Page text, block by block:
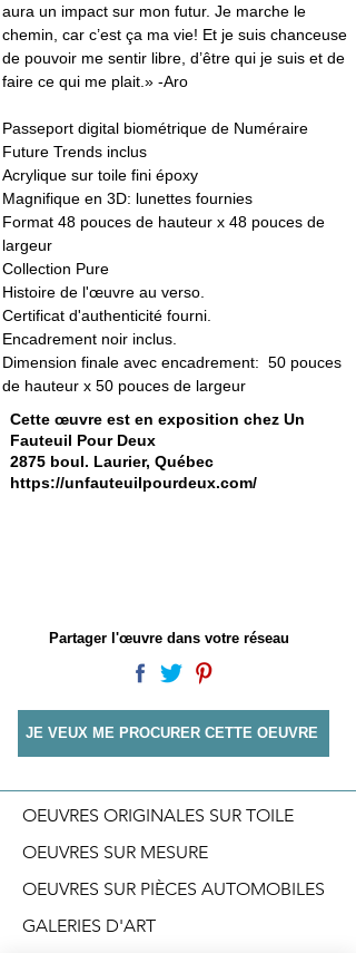
aura un impact sur mon futur. Je marche le
chemin, car c’est ça ma vie! Et je suis chanceuse
de pouvoir me sentir libre, d’être qui je suis et de
faire ce qui me plait.» -Aro
Passeport digital biométrique de Numéraire
Future Trends inclus
Acrylique sur toile fini époxy
Magnifique en 3D: lunettes fournies
Format 48 pouces de hauteur x 48 pouces de
largeur
Collection Pure
Histoire de l'œuvre au verso.
Certificat d'authenticité fourni.
Encadrement noir inclus.
Dimension finale avec encadrement:  50 pouces
de hauteur x 50 pouces de largeur
Cette œuvre est en exposition chez Un
Fauteuil Pour Deux
2875 boul. Laurier, Québec
https://unfauteuilpourdeux.com/
Partager l'œuvre dans votre réseau
JE VEUX ME PROCURER CETTE OEUVRE
OEUVRES ORIGINALES SUR TOILE
OEUVRES SUR MESURE
OEUVRES SUR PIÈCES AUTOMOBILES
GALERIES D'ART